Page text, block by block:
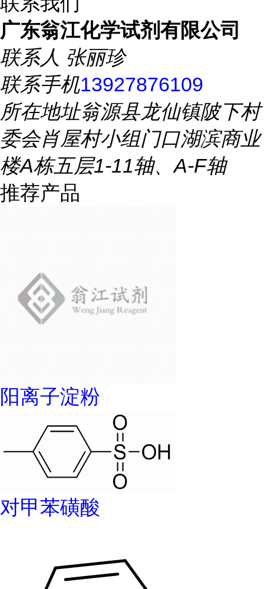
广东翁江化学试剂有限公司
联系人 张丽珍
联系手机13927876109
所在地址翁源县龙仙镇陂下村
委会肖屋村小组门口湖滨商业
楼A栋五层1-11轴、A-F轴
推荐产品
阳离子淀粉
对甲苯磺酸